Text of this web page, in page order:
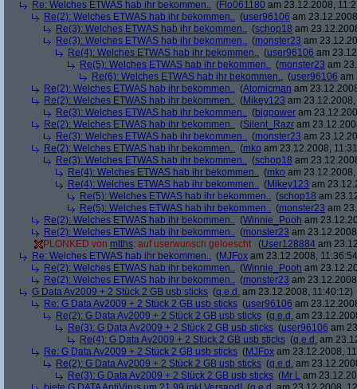
Re: Welches ETWAS hab ihr bekommen.. (Flo061180 am 23.12.2008,
Re(2): Welches ETWAS hab ihr bekommen.. (user96106 am
Re(3): Welches ETWAS hab ihr bekommen.. (schop18 am
Re(3): Welches ETWAS hab ihr bekommen.. (monster23 am
Re(4): Welches ETWAS hab ihr bekommen.. (user96106 am
Re(5): Welches ETWAS hab ihr bekommen.. (monster23 am
Re(6): Welches ETWAS hab ihr bekommen.. (user96106 am
Re(2): Welches ETWAS hab ihr bekommen.. (Atomicman am
Re(2): Welches ETWAS hab ihr bekommen.. (Mikey123 am
Re(3): Welches ETWAS hab ihr bekommen.. (bigpower am
Re(2): Welches ETWAS hab ihr bekommen.. (Silent_Razr am
Re(3): Welches ETWAS hab ihr bekommen.. (monster23 am
Re(2): Welches ETWAS hab ihr bekommen.. (mko am 23.12.2008,
Re(3): Welches ETWAS hab ihr bekommen.. (schop18 am
Re(4): Welches ETWAS hab ihr bekommen.. (mko am
Re(4): Welches ETWAS hab ihr bekommen.. (Mikey123 am
Re(5): Welches ETWAS hab ihr bekommen.. (schop18 am
Re(5): Welches ETWAS hab ihr bekommen.. (monster23 am
Re(2): Welches ETWAS hab ihr bekommen.. (Winnie_Pooh am
Re(2): Welches ETWAS hab ihr bekommen.. (monster23 am
PLONKED von mtths: auf userwunsch geloescht (User128884 am
Re: Welches ETWAS hab ihr bekommen.. (MJFox am 23.12.2008,
Re(2): Welches ETWAS hab ihr bekommen.. (Winnie_Pooh am
Re(2): Welches ETWAS hab ihr bekommen.. (monster23 am
G Data Av2009 + 2 Stück 2 GB usb sticks (q.e.d. am 23.12.2008, 11:40:12)
Re: G Data Av2009 + 2 Stück 2 GB usb sticks (user96106 am
Re(2): G Data Av2009 + 2 Stück 2 GB usb sticks (q.e.d. am
Re(3): G Data Av2009 + 2 Stück 2 GB usb sticks (user96106 am
Re(4): G Data Av2009 + 2 Stück 2 GB usb sticks (q.e.d. am
Re: G Data Av2009 + 2 Stück 2 GB usb sticks (MJFox am 23.12.2008,
Re(2): G Data Av2009 + 2 Stück 2 GB usb sticks (q.e.d. am
Re(3): G Data Av2009 + 2 Stück 2 GB usb sticks (Mr L am